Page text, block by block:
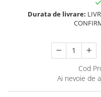
BABY ON BOARD
Durata de livrare:
Cod
Ai nevoie de